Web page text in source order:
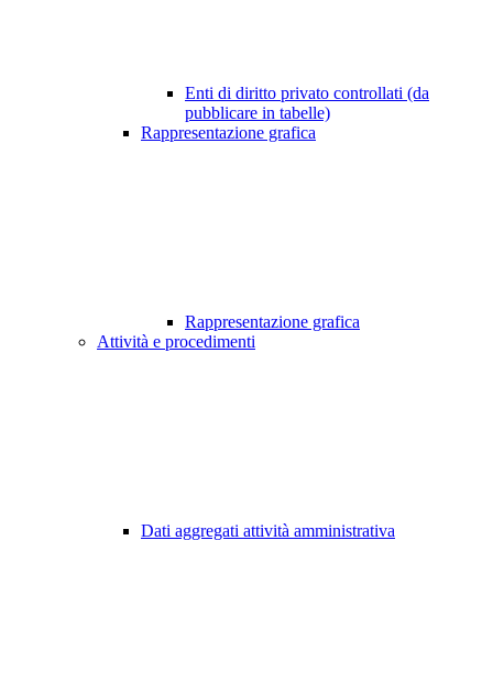
Enti di diritto privato controllati (da
pubblicare in tabelle)
Rappresentazione grafica
Rappresentazione grafica
Attività e procedimenti
Dati aggregati attività amministrativa